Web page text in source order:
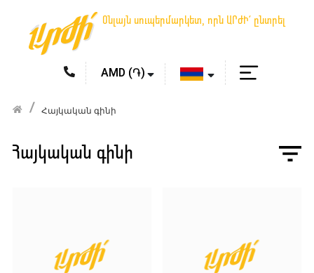
Օնլայն սուպերմարկետ, որն ԱՐԺԻ՛ ընտրել
Հայկական գինի
Հայկական գինի